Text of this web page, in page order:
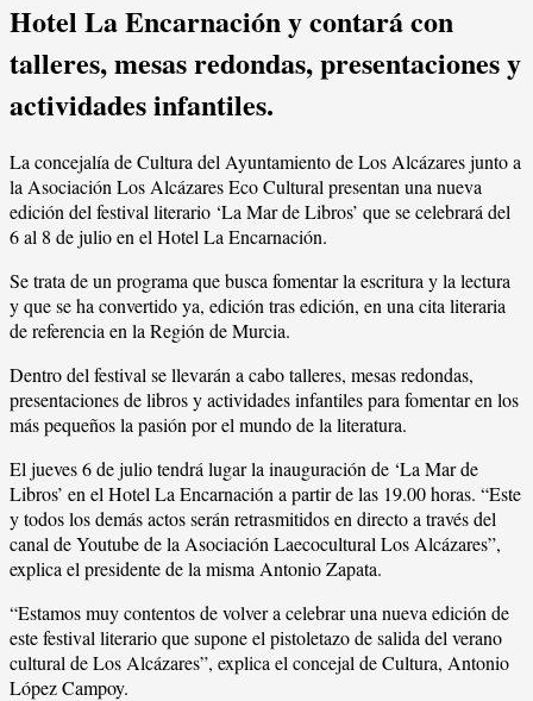
Hotel La Encarnación y contará con
talleres, mesas redondas, presentaciones y
actividades infantiles.
La concejalía de Cultura del Ayuntamiento de Los Alcázares junto a
la Asociación Los Alcázares Eco Cultural presentan una nueva
edición del festival literario ‘La Mar de Libros’ que se celebrará del
6 al 8 de julio en el Hotel La Encarnación.
Se trata de un programa que busca fomentar la escritura y la lectura
y que se ha convertido ya, edición tras edición, en una cita literaria
de referencia en la Región de Murcia.
Dentro del festival se llevarán a cabo talleres, mesas redondas,
presentaciones de libros y actividades infantiles para fomentar en los
más pequeños la pasión por el mundo de la literatura.
El jueves 6 de julio tendrá lugar la inauguración de ‘La Mar de
Libros’ en el Hotel La Encarnación a partir de las 19.00 horas. “Este
y todos los demás actos serán retrasmitidos en directo a través del
canal de Youtube de la Asociación Laecocultural Los Alcázares”,
explica el presidente de la misma Antonio Zapata.
“Estamos muy contentos de volver a celebrar una nueva edición de
este festival literario que supone el pistoletazo de salida del verano
cultural de Los Alcázares”, explica el concejal de Cultura, Antonio
López Campoy.